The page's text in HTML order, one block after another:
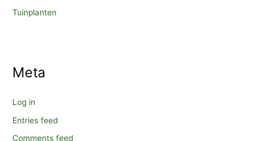
Tuinplanten
Meta
Log in
Entries feed
Comments feed